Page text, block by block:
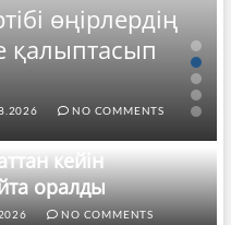
өңірлердің
қалыптасып
NO COMMENTS
кейін
оралды
NO COMMENTS